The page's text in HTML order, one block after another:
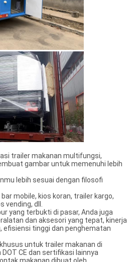
trailer makanan multifungsi,
gambar untuk memenuhi lebih
lebih sesuai dengan filosofi
mobile, kios koran, trailer kargo,
vending, dll.
yang terbukti di pasar, Anda juga
dan aksesori yang tepat, kinerja
efisiensi tinggi dan penghematan
untuk trailer makanan di
CE dan sertifikasi lainnya